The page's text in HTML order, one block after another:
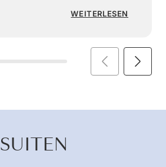
WEITERLESEN
SUITEN